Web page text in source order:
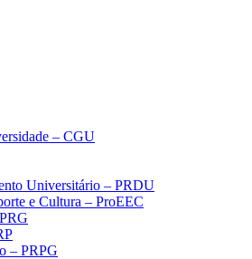
– CGU
Universitário – PRDU
e Cultura – ProEEC
– PRPG